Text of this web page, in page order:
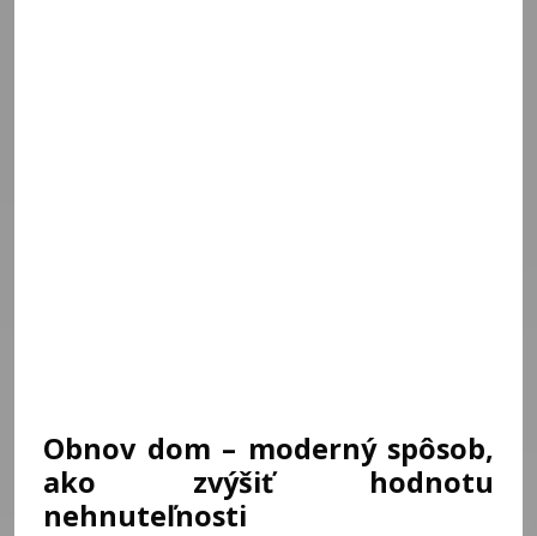
Obnov dom – moderný spôsob,
ako zvýšiť hodnotu
nehnuteľnosti